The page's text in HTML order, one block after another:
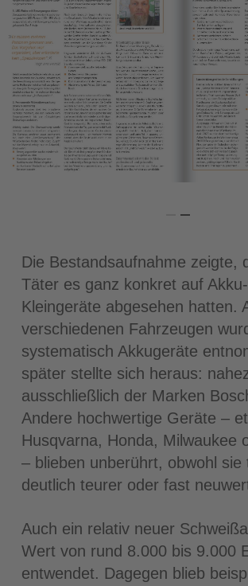
Die Bestandsaufnahme zeigte,
Täter es ganz konkret auf
Kleingeräte abgesehen hatten.
verschiedenen Fahrzeugen
systematisch Akkugeräte
später stellte sich heraus:
ausschließlich der Marken
Andere hochwertige Geräte –
Husqvarna, Honda, Milwaukee
– blieben unberührt, obwohl sie
deutlich teurer oder fast
Auch ein relativ neuer
Wert von rund 8.000 bis 9.000
entwendet. Dagegen blieb